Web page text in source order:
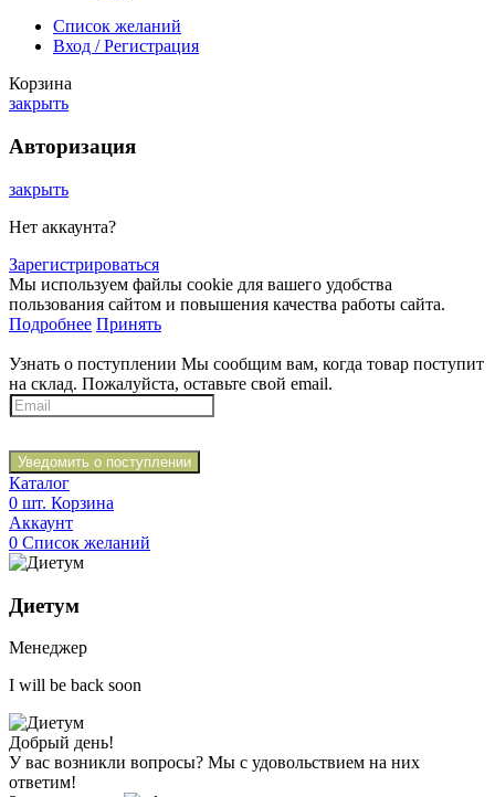
Список желаний
Вход / Регистрация
Корзина
закрыть
Авторизация
закрыть
Нет аккаунта?
Зарегистрироваться
Мы используем файлы cookie для вашего удобства
пользования сайтом и повышения качества работы сайта.
Подробнее Принять
Узнать о поступлении Мы сообщим вам, когда товар поступит
на склад. Пожалуйста, оставьте свой email.
Уведомить о поступлении
Каталог
0 шт. Корзина
Аккаунт
0 Список желаний
Диетум
Менеджер
I will be back soon
Добрый день!
У вас возникли вопросы? Мы с удовольствием на них
ответим!